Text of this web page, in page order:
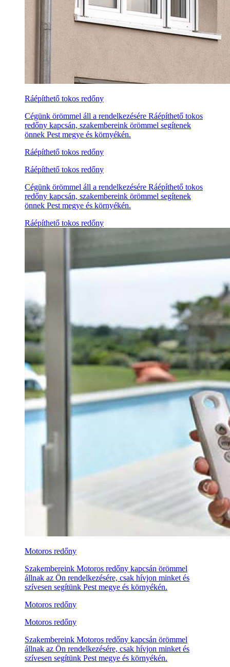
Ráépíthető tokos redőny
Cégünk örömmel áll a rendelkezésére Ráépíthető tokos
redőny kapcsán, szakembereink örömmel segítenek
önnek Pest megye és környékén.
Ráépíthető tokos redőny
Ráépíthető tokos redőny
Cégünk örömmel áll a rendelkezésére Ráépíthető tokos
redőny kapcsán, szakembereink örömmel segítenek
önnek Pest megye és környékén.
Ráépíthető tokos redőny
Motoros redőny
Szakembereink Motoros redőny kapcsán örömmel
állnak az Ön rendelkezésére, csak hívjon minket és
szívesen segítünk Pest megye és környékén.
Motoros redőny
Motoros redőny
Szakembereink Motoros redőny kapcsán örömmel
állnak az Ön rendelkezésére, csak hívjon minket és
szívesen segítünk Pest megye és környékén.